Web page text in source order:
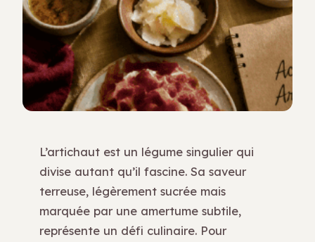
L’artichaut est un légume singulier qui
divise autant qu’il fascine. Sa saveur
terreuse, légèrement sucrée mais
marquée par une amertume subtile,
représente un défi culinaire. Pour